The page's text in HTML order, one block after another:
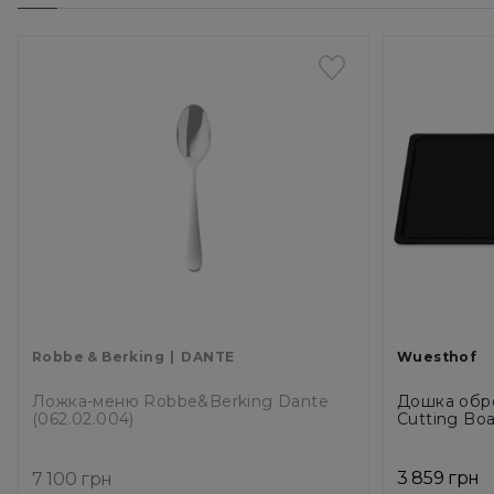
Robbe & Berking DANTE
Ложка-меню Robbe&Berking Dante
(062.02.004)
7 100 грн
Wuesthof
Дошка
Cutting
3 859 грн